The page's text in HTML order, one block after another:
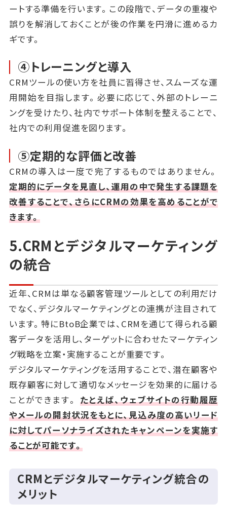
ートする準備を行います。この段階で、データの重複や
誤りを解消しておくことが後の作業を円滑に進めるカ
ギです。
④トレーニングと導入
CRMツールの使い方を社員に習得させ、スムーズな運
用開始を目指します。必要に応じて、外部のトレーニ
ングを受けたり、社内でサポート体制を整えることで、
社内での利用促進を図ります。
⑤定期的な評価と改善
CRMの導入は一度で完了するものではありません。
定期的にデータを見直し、運用の中で発生する課題を
改善することで、さらにCRMの効果を高めることがで
きます。
5.CRMとデジタルマーケティング
の統合
近年、CRMは単なる顧客管理ツールとしての利用だけ
でなく、デジタルマーケティングとの連携が注目されて
います。特にBtoB企業では、CRMを通じて得られる顧
客データを活用し、ターゲットに合わせたマーケティン
グ戦略を立案・実施することが重要です。
デジタルマーケティングを活用することで、潜在顧客や
既存顧客に対して適切なメッセージを効果的に届ける
ことができます。 たとえば、ウェブサイトの行動履歴
やメールの開封状況をもとに、見込み度の高いリード
に対してパーソナライズされたキャンペーンを実施す
ることが可能です。
CRMとデジタルマーケティング統合の
メリット